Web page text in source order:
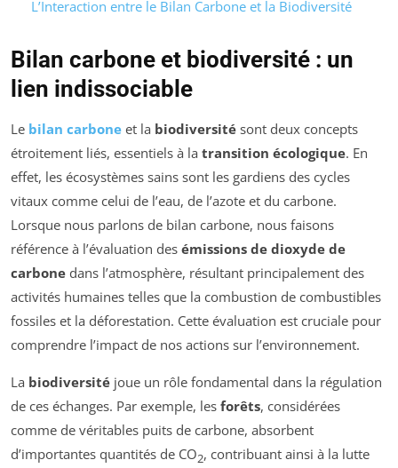
L’Interaction entre le Bilan Carbone et la Biodiversité
Bilan carbone et biodiversité : un
lien indissociable
Le bilan carbone et la biodiversité sont deux concepts
étroitement liés, essentiels à la transition écologique. En
effet, les écosystèmes sains sont les gardiens des cycles
vitaux comme celui de l’eau, de l’azote et du carbone.
Lorsque nous parlons de bilan carbone, nous faisons
référence à l’évaluation des émissions de dioxyde de
carbone dans l’atmosphère, résultant principalement des
activités humaines telles que la combustion de combustibles
fossiles et la déforestation. Cette évaluation est cruciale pour
comprendre l’impact de nos actions sur l’environnement.
La biodiversité joue un rôle fondamental dans la régulation
de ces échanges. Par exemple, les forêts, considérées
comme de véritables puits de carbone, absorbent
d’importantes quantités de CO2, contribuant ainsi à la lutte